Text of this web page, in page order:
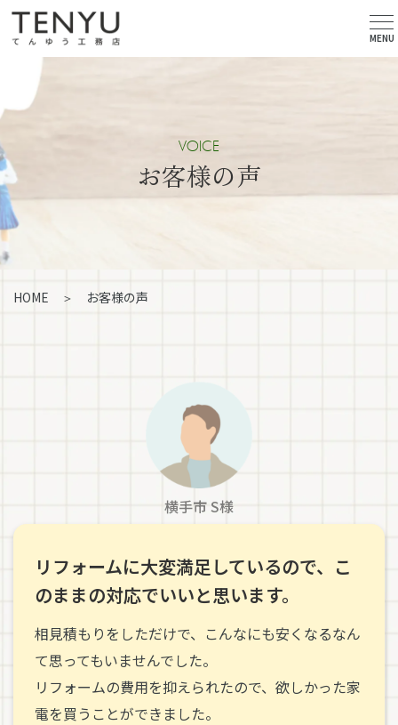
VOICE
お客様の声
HOME お客様の声
横手市 S様
リフォームに大変満足しているので、こ
のままの対応でいいと思います。
相見積もりをしただけで、こんなにも安くなるなん
て思ってもいませんでした。
リフォームの費用を抑えられたので、欲しかった家
電を買うことができました。
MENU